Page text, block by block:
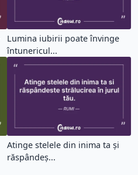
Lumina iubirii poate învinge
întunericul...
Atinge stelele din inima ta și
răspândeș...